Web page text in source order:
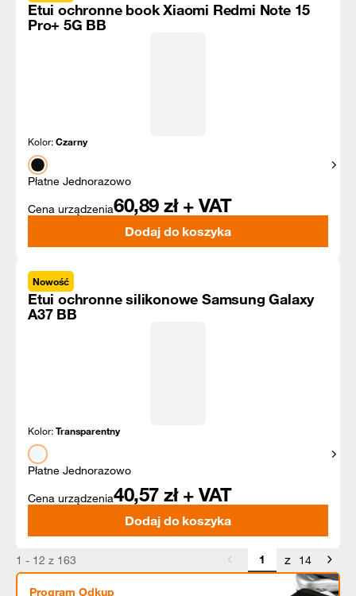
Etui ochronne book Xiaomi Redmi Note 15
Pro+ 5G BB
Kolor:Czarny
Płatne Jednorazowo
Cena urządzenia60,89 zł + VAT
Dodaj do koszyka
Nowość
Etui ochronne silikonowe Samsung Galaxy
A37 BB
Kolor:Transparentny
Płatne Jednorazowo
Cena urządzenia40,57 zł + VAT
Dodaj do koszyka
1 - 12 z 163 z 14
Program Odkup